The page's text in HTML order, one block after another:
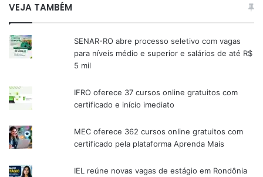
VEJA TAMBÉM
SENAR-RO abre processo seletivo com vagas
para níveis médio e superior e salários de até R$
5 mil
IFRO oferece 37 cursos online gratuitos com
certificado e início imediato
MEC oferece 362 cursos online gratuitos com
certificado pela plataforma Aprenda Mais
IEL reúne novas vagas de estágio em Rondônia